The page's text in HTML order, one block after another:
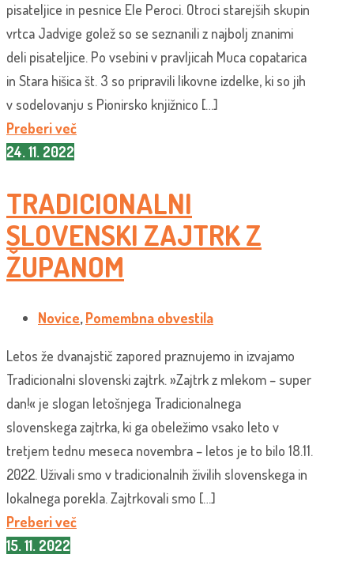
pisateljice in pesnice Ele Peroci. Otroci starejših skupin
vrtca Jadvige golež so se seznanili z najbolj znanimi
deli pisateljice. Po vsebini v pravljicah Muca copatarica
in Stara hišica št. 3 so pripravili likovne izdelke, ki so jih
v sodelovanju s Pionirsko knjižnico […]
Preberi več
24. 11. 2022
TRADICIONALNI
SLOVENSKI ZAJTRK Z
ŽUPANOM
Novice,Pomembna obvestila
Letos že dvanajstič zapored praznujemo in izvajamo
Tradicionalni slovenski zajtrk. »Zajtrk z mlekom – super
dan!« je slogan letošnjega Tradicionalnega
slovenskega zajtrka, ki ga obeležimo vsako leto v
tretjem tednu meseca novembra – letos je to bilo 18.11.
2022. Uživali smo v tradicionalnih živilih slovenskega in
lokalnega porekla. Zajtrkovali smo […]
Preberi več
15. 11. 2022